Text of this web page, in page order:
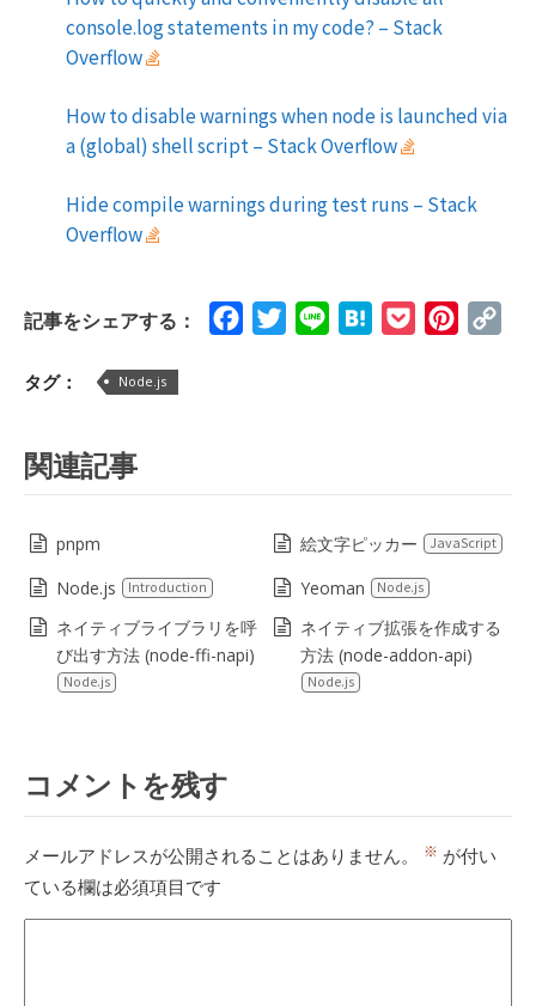
console.log statements in my code? – Stack
Overflow
How to disable warnings when node is launched via
a (global) shell script – Stack Overflow
Hide compile warnings during test runs – Stack
Overflow
記事をシェアする： FacebookTwitterLine HatenaPocket
タグ： Node.js
関連記事
pnpm 絵文字ピッカー JavaScript
Node.js Introduction Yeoman Node.js
ネイティブライブラリを呼
び出す方法 (node-ffi-napi)
Node.js
ネイティブ拡張を作成する
方法 (node-addon-api)
Node.js
コメントを残す
メールアドレスが公開されることはありません。 ※ が付い
ている欄は必須項目です